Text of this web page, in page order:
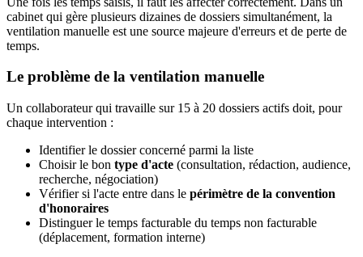
cabinet qui gère plusieurs dizaines de dossiers simultanément, la
ventilation manuelle est une source majeure d'erreurs et de perte de
temps.
Le problème de la ventilation manuelle
Un collaborateur qui travaille sur 15 à 20 dossiers actifs doit, pour
chaque intervention :
Identifier le dossier concerné parmi la liste
Choisir le bon type d'acte (consultation, rédaction, audience,
recherche, négociation)
Vérifier si l'acte entre dans le périmètre de la convention
d'honoraires
Distinguer le temps facturable du temps non facturable
(déplacement, formation interne)